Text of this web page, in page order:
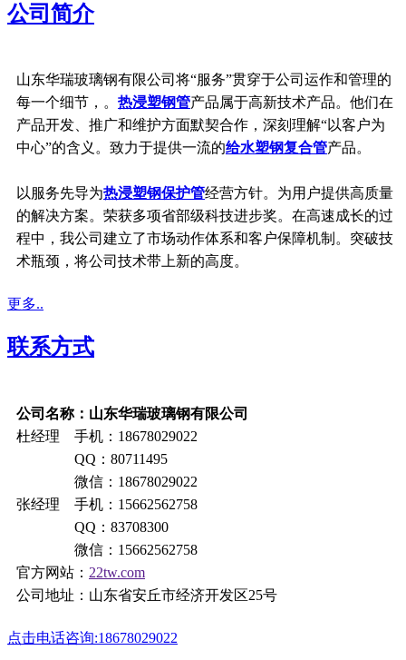
公司简介
山东华瑞玻璃钢有限公司将“服务”贯穿于公司运作和管理的
每一个细节，。 热浸塑钢管产品属于高新技术产品。他们在
产品开发、推广和维护方面默契合作，深刻理解“以客户为
中心”的含义。致力于提供一流的给水塑钢复合管产品。
以服务先导为热浸塑钢保护管经营方针。为用户提供高质量
的解决方案。荣获多项省部级科技进步奖。在高速成长的过
程中，我公司建立了市场动作体系和客户保障机制。突破技
术瓶颈，将公司技术带上新的高度。
更多..
联系方式
公司名称：山东华瑞玻璃钢有限公司
杜经理 手机：18678029022
QQ：80711495
微信：18678029022
张经理 手机：15662562758
QQ：83708300
微信：15662562758
官方网站： 22tw.com
公司地址：山东省安丘市经济开发区25号
点击电话咨询:18678029022